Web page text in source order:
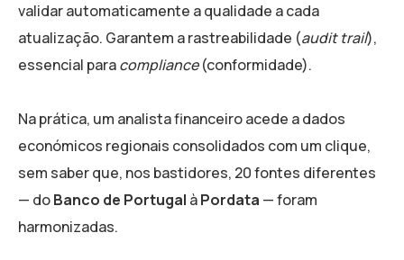
validar automaticamente a qualidade a cada
atualização. Garantem a rastreabilidade (audit trail),
essencial paracompliance(conformidade).
Na prática, um analista financeiro acede a dados
económicos regionais consolidados com um clique,
sem saber que, nos bastidores, 20 fontes diferentes
— doBanco de Portugal àPordata — foram
harmonizadas.